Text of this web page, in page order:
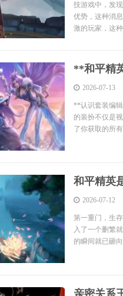
技游戏中，发
优势，这种消
激的玩家，这
**和平精
2026-07-13
**认识套装编
的装扮不仅是
了你获取的所
和平精英
2026-07-12
第一重门，生
入了一个删繁
的瞬间就已砸
亲密关系